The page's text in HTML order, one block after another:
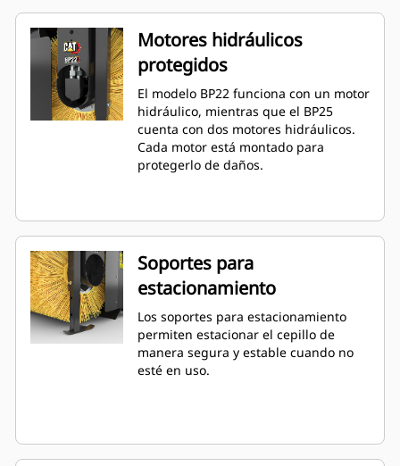
Motores hidráulicos
protegidos
El modelo BP22 funciona con un motor
hidráulico, mientras que el BP25
cuenta con dos motores hidráulicos.
Cada motor está montado para
protegerlo de daños.
Soportes para
estacionamiento
Los soportes para estacionamiento
permiten estacionar el cepillo de
manera segura y estable cuando no
esté en uso.